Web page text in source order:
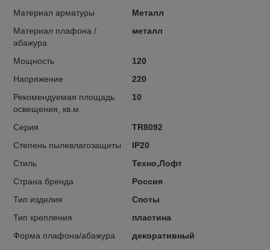
Материал арматуры
Металл
Материал плафона /
абажура
металл
Мощность
120
Напряжение
220
Рекомендуемая площадь
освещения, кв.м.
10
Серия
TR8092
Степень пылевлагозащиты
IP20
Стиль
Техно,Лофт
Страна бренда
Россия
Тип изделия
Споты
Тип крепления
пластина
Форма плафона/абажура
декоративный